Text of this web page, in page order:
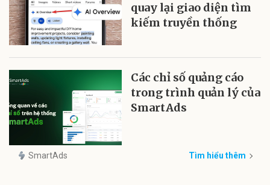
quay lại giao diện tìm
kiếm truyền thống
Các chỉ số quảng cáo
trong trình quản lý của
SmartAds
SmartAds Tìm hiểu thêm